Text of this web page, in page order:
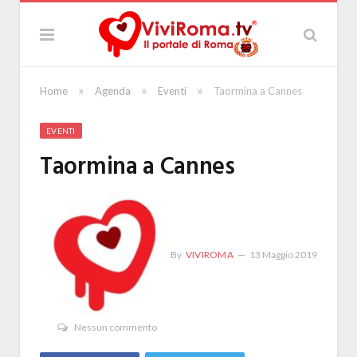
Home » Agenda » Eventi » Taormina a Cannes
EVENTI
Taormina a Cannes
By VIVIROMA 13 Maggio 2019
Nessun commento